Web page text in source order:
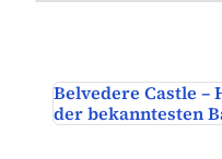
Belvedere Castle
der bekanntesten